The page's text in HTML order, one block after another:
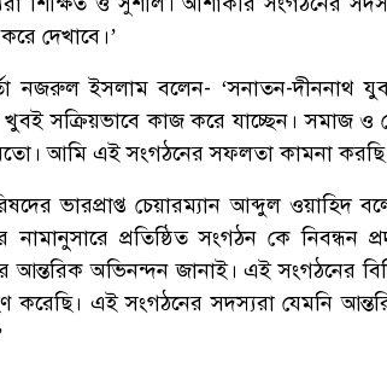
দেখাবে।’
নজরুল ইসলাম বলেন- ‘সনাতন-দীননাথ
সক্রিয়ভাবে কাজ করে যাচ্ছেন। সমাজ ও
আমি এই সংগঠনের সফলতা কামনা
ভারপ্রাপ্ত চেয়ারম্যান আব্দুল ওয়াহিদ
প্রতিষ্ঠিত সংগঠন কে নিবন্ধন
আন্তরিক অভিনন্দন জানাই। এই সংগঠনের
করেছি। এই সংগঠনের সদস্যরা যেমনি